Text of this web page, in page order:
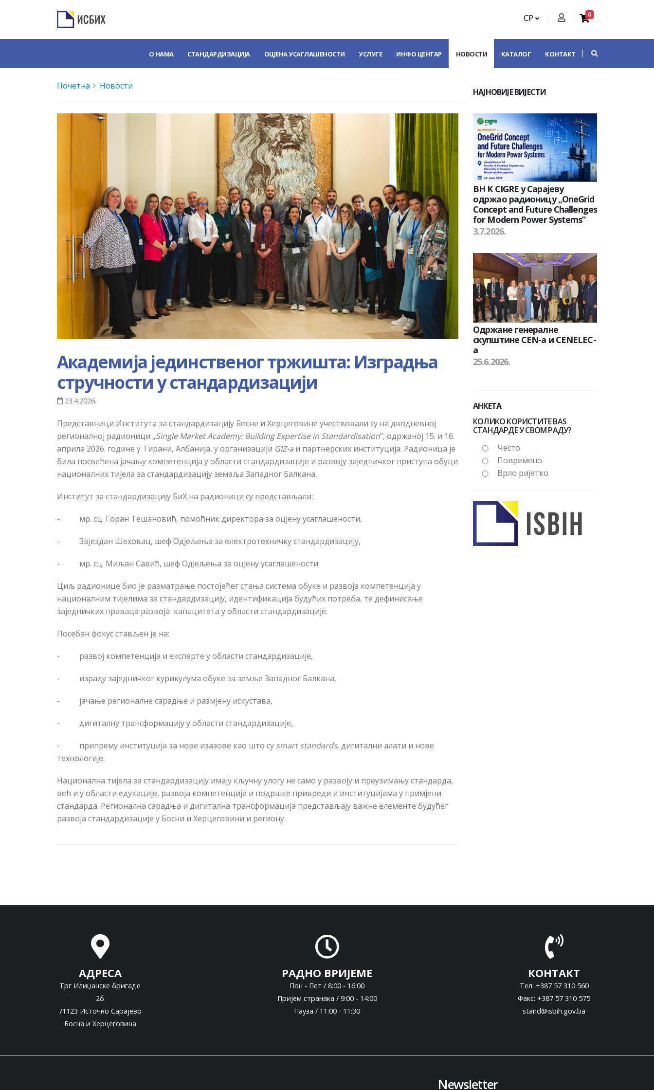
СР 0
О НАМА СТАНДАРДИЗАЦИЈА ОЦЈЕНА УСАГЛАШЕНОСТИ УСЛУГЕ ИНФО ЦЕНТАР НОВОСТИ КАТАЛОГ КОНТАКТ
Почетна Новости
Академија јединственог тржишта: Изградња
стручности у стандардизацији
23.4.2026.
Представници Института за стандардизацију Босне и Херцеговине учествовали су на дводневној
регионалној радионици „Single Market Academy: Building Expertise in Standardisation”, одржаној 15. и 16.
априла 2026. године у Тирани, Албанија, у организацији GIZ-а и партнерских институција. Радионица је
била посвећена јачању компетенција у области стандардизације и развоју заједничког приступа обуци
националних тијела за стандардизацију земаља Западног Балкана.
Институт за стандардизацију БиХ на радионици су представљали:
- мр. сц. Горан Тешановић, помоћник директора за оцјену усаглашености,
- Звјездан Шеховац, шеф Одјељења за електротехничку стандардизацију,
- мр. сц. Миљан Савић, шеф Одјељења за оцјену усаглашености.
Циљ радионице био је разматрање постојећег стања система обуке и развоја компетенција у
националним тијелима за стандардизацију, идентификација будућих потреба, те дефинисање
заједничких праваца развоја капацитета у области стандардизације.
Посебан фокус стављен је на:
- развој компетенција и експерте у области стандардизације,
- израду заједничког курикулума обуке за земље Западног Балкана,
- јачање регионалне сарадње и размјену искустава,
- дигиталну трансформацију у области стандардизације,
- припрему институција за нове изазове као што су smart standards, дигитални алати и нове
технологије.
Национална тијела за стандардизацију имају кључну улогу не само у развоју и преузимању стандарда,
већ и у области едукације, развоја компетенција и подршке привреди и институцијама у примјени
стандарда. Регионална сарадња и дигитална трансформација представљају важне елементе будућег
развоја стандардизације у Босни и Херцеговини и региону.
НАЈНОВИЈЕ ВИЈЕСТИ
BH K CIGRE у Сарајеву
одржао радионицу „OneGrid
Concept and Future Challenges
for Modern Power Systems”
3.7.2026.
Одржане генералне
скупштине CEN-а и CENELEC-
а
25.6.2026.
АНКЕТА
КОЛИКО КОРИСТИТЕ BAS
СТАНДАРДЕ У СВОМ РАДУ?
Често
Повремено
Врло ријетко
АДРЕСА
Трг Илиџанске бригаде
2б
71123 Источно Сарајево
Босна и Херцеговина
РАДНО ВРИЈЕМЕ
Пон - Пет / 8:00 - 16:00
Пријем странака / 9:00 - 14:00
Пауза / 11:00 - 11:30
КОНТАКТ
Тел: +387 57 310 560
Факс: +387 57 310 575
stand@isbih.gov.ba
Newsletter